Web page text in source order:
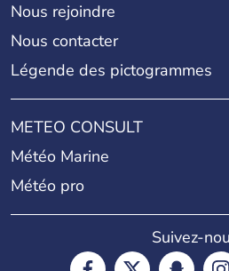
Nous rejoindre
Nous contacter
Légende des pictogrammes
METEO CONSULT
Météo Marine
Météo pro
Suivez-